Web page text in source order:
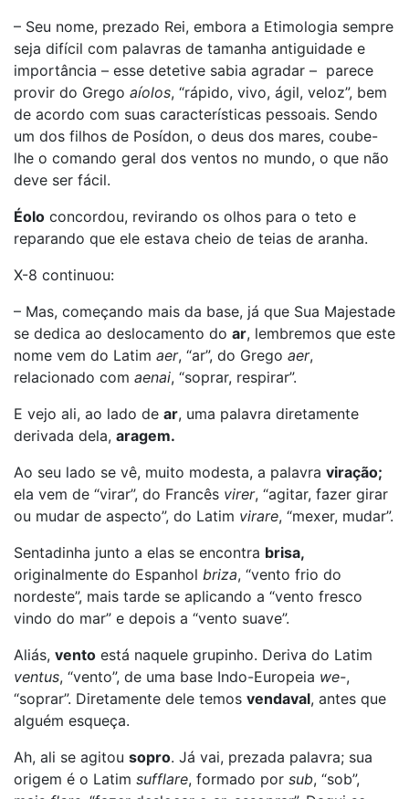
– Seu nome, prezado Rei, embora a Etimologia sempre
seja difícil com palavras de tamanha antiguidade e
importância – esse detetive sabia agradar – parece
provir do Grego aíolos, “rápido, vivo, ágil, veloz”, bem
de acordo com suas características pessoais. Sendo
um dos filhos de Posídon, o deus dos mares, coube-
lhe o comando geral dos ventos no mundo, o que não
deve ser fácil.
Éolo concordou, revirando os olhos para o teto e
reparando que ele estava cheio de teias de aranha.
X-8 continuou:
– Mas, começando mais da base, já que Sua Majestade
se dedica ao deslocamento do ar, lembremos que este
nome vem do Latim aer, “ar”, do Grego aer,
relacionado com aenai, “soprar, respirar”.
E vejo ali, ao lado de ar, uma palavra diretamente
derivada dela, aragem.
Ao seu lado se vê, muito modesta, a palavra viração;
ela vem de “virar”, do Francês virer, “agitar, fazer girar
ou mudar de aspecto”, do Latim virare, “mexer, mudar”.
Sentadinha junto a elas se encontra brisa,
originalmente do Espanhol briza, “vento frio do
nordeste”, mais tarde se aplicando a “vento fresco
vindo do mar” e depois a “vento suave”.
Aliás, vento está naquele grupinho. Deriva do Latim
ventus, “vento”, de uma base Indo-Europeia we-,
“soprar”. Diretamente dele temos vendaval, antes que
alguém esqueça.
Ah, ali se agitou sopro. Já vai, prezada palavra; sua
origem é o Latim sufflare, formado por sub, “sob”,